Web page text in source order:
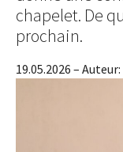
chapelet. De
prochain.
19.05.2026 – Auteur: